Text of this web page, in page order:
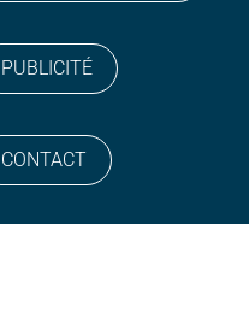
PUBLICITÉ
CONTACT